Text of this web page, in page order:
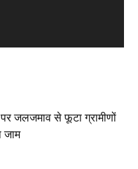
गांजा के साथ बोलेरो ज़ब्त, दो
पर जलजमाव से फूटा ग्रामीणों
जाम